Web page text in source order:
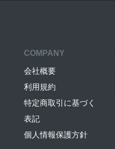
COMPANY
会社概要
利用規約
特定商取引に基づく
表記
個人情報保護方針